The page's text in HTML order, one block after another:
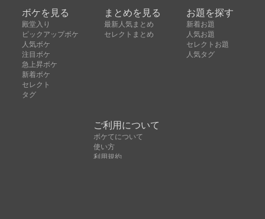
ボケを見る
殿堂入り
ピックアップボケ
人気ボケ
注目ボケ
急上昇ボケ
新着ボケ
セレクト
タグ
まとめを見る
最新人気まとめ
セレクトまとめ
お題を探す
新着お題
人気お題
セレクトお題
人気タグ
ご利用について
ボケてについて
使い方
利用規約